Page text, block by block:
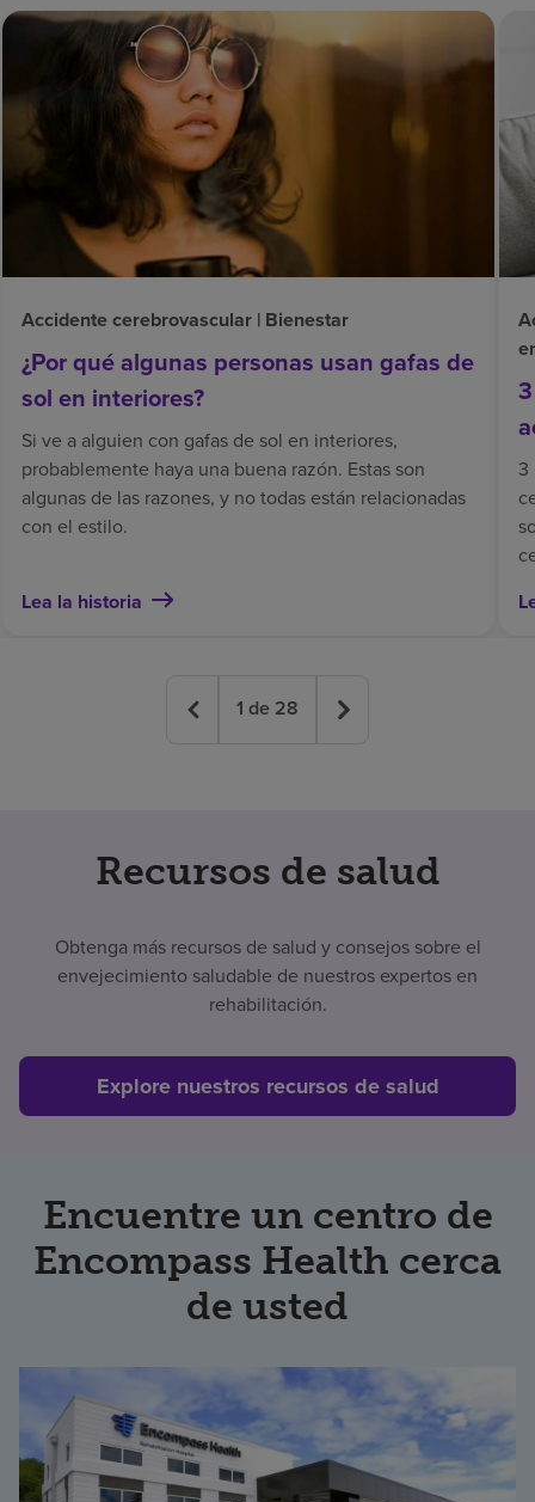
Accidente cerebrovascular | Bienestar
¿Por qué algunas personas usan gafas de
sol en interiores?
Si ve a alguien con gafas de sol en interiores,
probablemente haya una buena razón. Estas son
algunas de las razones, y no todas están relacionadas
con el estilo.
Lea la historia
3
1 de 28
Recursos de salud
Obtenga más recursos de salud y consejos sobre el
envejecimiento saludable de nuestros expertos en
rehabilitación.
Explore nuestros recursos de salud
Encuentre un centro de
Encompass Health cerca
de usted